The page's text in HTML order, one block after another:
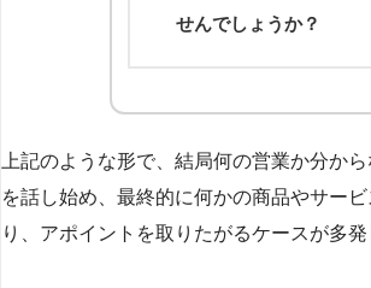
せんでしょうか？
上記のような形で、結局何の営業か分か
を話し始め、最終的に何かの商品やサー
り、アポイントを取りたがるケースが多発